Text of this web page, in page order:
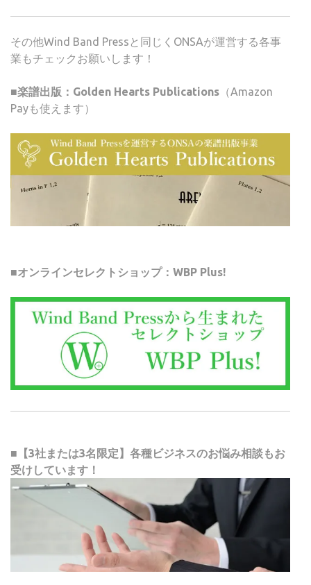
その他Wind Band Pressと同じくONSAが運営する各事
業もチェックお願いします！
■楽譜出版：Golden Hearts Publications （Amazon
Payも使えます）
■オンラインセレクトショップ：WBP Plus!
■【3社または3名限定】各種ビジネスのお悩み相談もお
受けしています！